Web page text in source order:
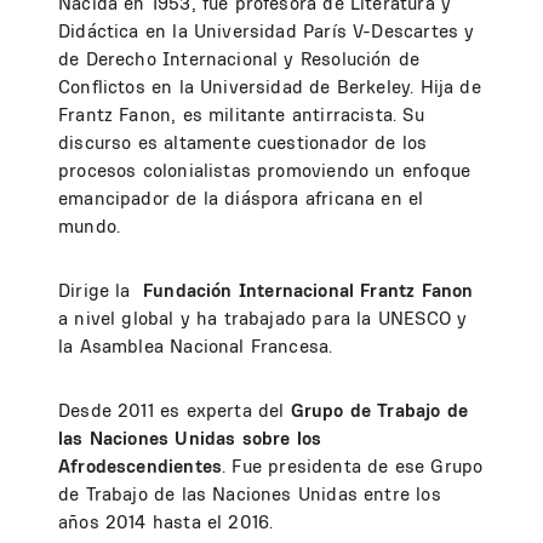
Didáctica en la Universidad París V-Descartes y
de Derecho Internacional y Resolución de
Conflictos en la Universidad de Berkeley. Hija de
Frantz Fanon, es militante antirracista. Su
discurso es altamente cuestionador de los
procesos colonialistas promoviendo un enfoque
emancipador de la diáspora africana en el
mundo.
Dirige la Fundación Internacional Frantz Fanon
a nivel global y ha trabajado para la UNESCO y
la Asamblea Nacional Francesa.
Desde 2011 es experta del Grupo de Trabajo de
las Naciones Unidas sobre los
Afrodescendientes. Fue presidenta de ese Grupo
de Trabajo de las Naciones Unidas entre los
años 2014 hasta el 2016.